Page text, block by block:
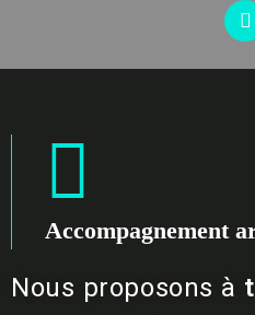
Accompagnement
Nous proposons à